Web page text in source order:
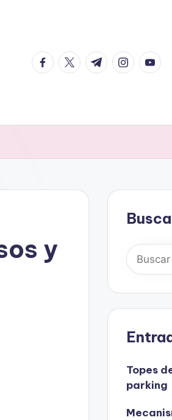
facebook.com
twitter.com
t.me
y
Topes
parking